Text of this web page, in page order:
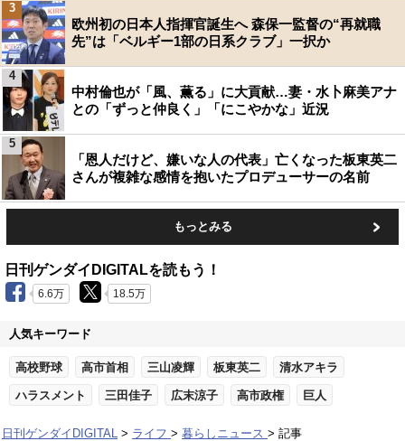
欧州初の日本人指揮官誕生へ 森保一監督の“再就職
先”は「ベルギー1部の日系クラブ」一択か
3
中村倫也が「風、薫る」に大貢献…妻・水卜麻美アナ
との「ずっと仲良く」「にこやかな」近況
4
「恩人だけど、嫌いな人の代表」亡くなった板東英二
さんが複雑な感情を抱いたプロデューサーの名前
5
もっとみる
日刊ゲンダイDIGITALを読もう！
6.6万 18.5万
人気キーワード
高校野球 高市首相 三山凌輝 板東英二 清水アキラ
ハラスメント 三田佳子 広末涼子 高市政権 巨人
日刊ゲンダイDIGITAL ライフ 暮らしニュース 記事